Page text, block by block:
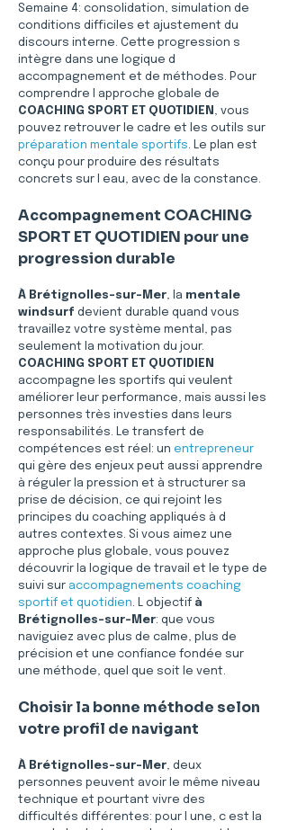
Semaine 4: consolidation, simulation de
conditions difficiles et ajustement du
discours interne. Cette progression s
intègre dans une logique d
accompagnement et de méthodes. Pour
comprendre l approche globale de
COACHING SPORT ET QUOTIDIEN , vous
pouvez retrouver le cadre et les outils sur
préparation mentale sportifs. Le plan est
conçu pour produire des résultats
concrets sur l eau, avec de la constance.
Accompagnement COACHING
SPORT ET QUOTIDIEN pour une
progression durable
À Brétignolles-sur-Mer, la mentale
windsurf devient durable quand vous
travaillez votre système mental, pas
seulement la motivation du jour.
COACHING SPORT ET QUOTIDIEN
accompagne les sportifs qui veulent
améliorer leur performance, mais aussi les
personnes très investies dans leurs
responsabilités. Le transfert de
compétences est réel: un entrepreneur
qui gère des enjeux peut aussi apprendre
à réguler la pression et à structurer sa
prise de décision, ce qui rejoint les
principes du coaching appliqués à d
autres contextes. Si vous aimez une
approche plus globale, vous pouvez
découvrir la logique de travail et le type de
suivi sur accompagnements coaching
sportif et quotidien. L objectif à
Brétignolles-sur-Mer: que vous
naviguiez avec plus de calme, plus de
précision et une confiance fondée sur
une méthode, quel que soit le vent.
Choisir la bonne méthode selon
votre profil de navigant
À Brétignolles-sur-Mer, deux
personnes peuvent avoir le même niveau
technique et pourtant vivre des
difficultés différentes: pour l une, c est la